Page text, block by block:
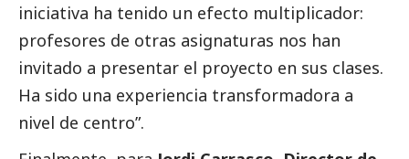
iniciativa ha tenido un efecto multiplicador:
profesores de otras asignaturas nos han
invitado a presentar el proyecto en sus clases.
Ha sido una experiencia transformadora a
nivel de centro”.